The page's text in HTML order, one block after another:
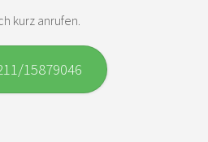
kurz anrufen.
15879046